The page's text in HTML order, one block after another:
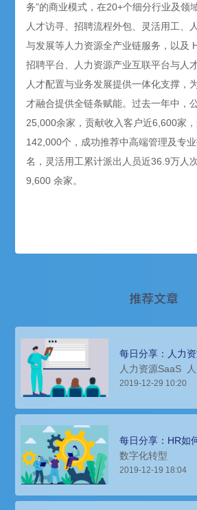
务”的商业模式，在20+个细分行业及领
人才访寻、招聘流程外包、灵活用工、
与发展等人力资源全产业链服务，以及
招聘平台、人力资源产业互联平台与人
人才配置与业务发展提供一体化支撑，
才融合提供全链条赋能。过去一年中，
25,000余家，贡献收入客户近6,600家
142,000个，成功推荐中高端管理及专
名，灵活用工累计派出人员近36.9万人
9,600 余家。
推荐文章
每日分享：人力
管理流程数字化
人力资源SaaS
2019-12-29 10:20
每日分享：HR如
化转型？
数字化转型
2019-12-19 18:04